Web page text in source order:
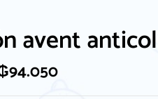
avent
94.050